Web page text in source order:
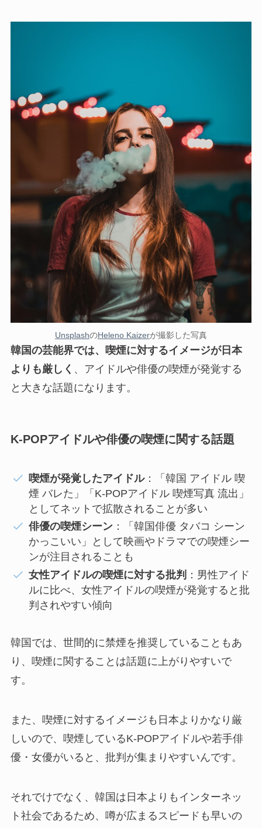
UnsplashのHeleno Kaizerが撮影した写真
韓国の芸能界では、喫煙に対するイメージが日本
よりも厳しく 、アイドルや俳優の喫煙が発覚する
と大きな話題になります。
K-POPアイドルや俳優の喫煙に関する話題
喫煙が発覚したアイドル：「韓国 アイドル 喫
煙 バレた」「K-POPアイドル 喫煙写真 流出」
としてネットで拡散されることが多い
俳優の喫煙シーン ：「韓国俳優 タバコ シーン
かっこいい」として映画やドラマでの喫煙シー
ンが注目されることも
女性アイドルの喫煙に対する批判 ：男性アイド
ルに比べ、女性アイドルの喫煙が発覚すると批
判されやすい傾向
韓国では、世間的に禁煙を推奨していることもあ
り、喫煙に関することは話題に上がりやすいで
す。
また、喫煙に対するイメージも日本よりかなり厳
しいので、喫煙しているK-POPアイドルや若手俳
優・女優がいると、批判が集まりやすいんです。
それでけでなく、韓国は日本よりもインターネッ
ト社会であるため、噂が広まるスピードも早いの